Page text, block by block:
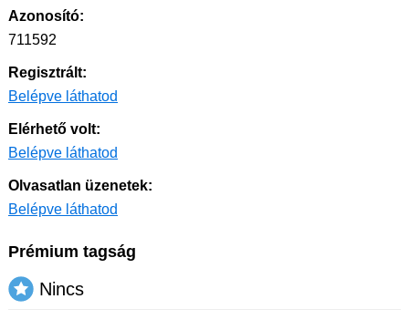
Azonosító:
711592
Regisztrált:
Belépve láthatod
Elérhető volt:
Belépve láthatod
Olvasatlan üzenetek:
Belépve láthatod
Prémium tagság
Nincs